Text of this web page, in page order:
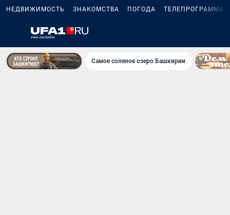
НЕДВИЖИМОСТЬ ЗНАКОМСТВА ПОГОДА ТЕЛЕПРОГРАММА
Самое соленое озеро Башкирии